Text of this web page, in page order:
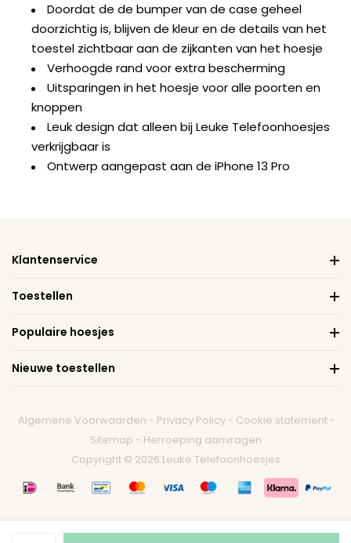
Doordat de de bumper van de case geheel
doorzichtig is, blijven de kleur en de details van het
toestel zichtbaar aan de zijkanten van het hoesje
Verhoogde rand voor extra bescherming
Uitsparingen in het hoesje voor alle poorten en
knoppen
Leuk design dat alleen bij Leuke Telefoonhoesjes
verkrijgbaar is
Ontwerp aangepast aan de iPhone 13 Pro
Klantenservice
Toestellen
Populaire hoesjes
Nieuwe toestellen
Algemene Voorwaarden - Privacy Policy - Cookie statement -
Sitemap - Herroeping aanvragen
Copyright © 2026 Leuke Telefoonhoesjes